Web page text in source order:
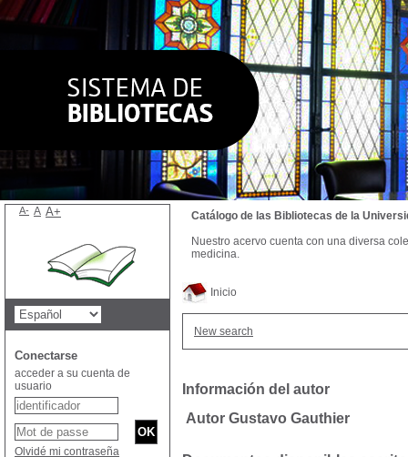
Inicio
New search
Información del autor
Autor Gustavo Gauthier
Catálogo de las Bibliotecas de la
Nuestro acervo cuenta con una diversa
medicina.
A- A A+
Conectarse
acceder a su cuenta de
usuario
Olvidé mi contraseña